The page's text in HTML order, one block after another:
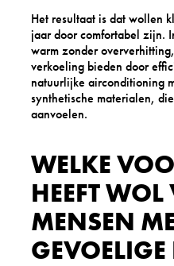
Het resultaat is dat wollen
jaar door comfortabel zijn.
warm zonder
verkoeling bieden door
natuurlijke airconditioning
synthetische materialen,
aanvoelen.
WELKE
HEEFT
MENSEN